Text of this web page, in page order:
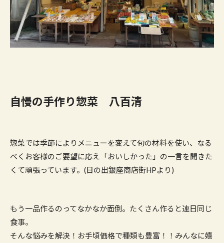
自慢の手作り惣菜 八百清
惣菜では季節によりメニューを変えて旬の材料を使い、なる
べくお客様のご要望に応え「おいしかった」の一言を聞きた
くて頑張っています。(日の出銀座商店街HPより)
もう一品作るのってなかなか面倒。たくさん作ると連日同じ
食事。
そんな悩みを解決！お手頃価格で種類も豊富！！みんなに嬉